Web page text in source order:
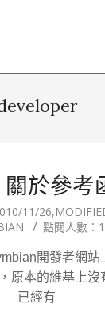
於參考
11/26
點閱人數：
開發者網站
原本的維基上沒
已經有